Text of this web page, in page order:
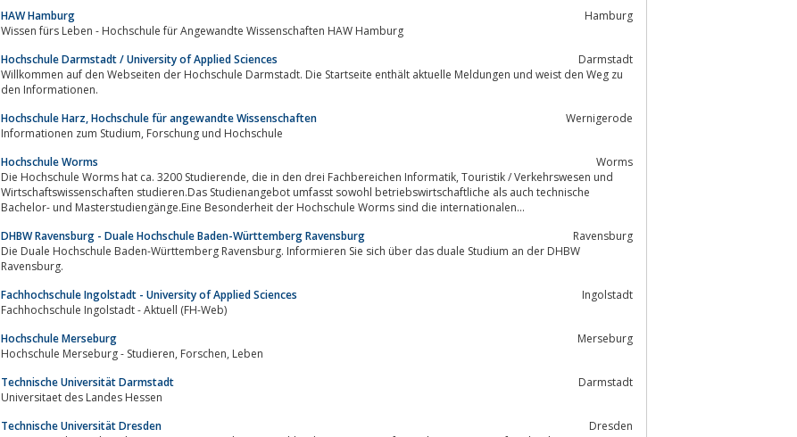
HAW Hamburg
Hamburg
Wissen fürs Leben - Hochschule für Angewandte Wissenschaften HAW Hamburg
Hochschule Darmstadt / University of Applied Sciences
Darmstadt
Willkommen auf den Webseiten der Hochschule Darmstadt. Die Startseite enthält aktuelle Meldungen und weist den Weg zu
den Informationen.
Hochschule Harz, Hochschule für angewandte Wissenschaften
Wernigerode
Informationen zum Studium, Forschung und Hochschule
Hochschule Worms
Worms
Die Hochschule Worms hat ca. 3200 Studierende, die in den drei Fachbereichen Informatik, Touristik / Verkehrswesen und
Wirtschaftswissenschaften studieren.Das Studienangebot umfasst sowohl betriebswirtschaftliche als auch technische
Bachelor- und Masterstudiengänge.Eine Besonderheit der Hochschule Worms sind die internationalen...
DHBW Ravensburg - Duale Hochschule Baden-Württemberg Ravensburg
Ravensburg
Die Duale Hochschule Baden-Württemberg Ravensburg. Informieren Sie sich über das duale Studium an der DHBW
Ravensburg.
Fachhochschule Ingolstadt - University of Applied Sciences
Ingolstadt
Fachhochschule Ingolstadt - Aktuell (FH-Web)
Hochschule Merseburg
Merseburg
Hochschule Merseburg - Studieren, Forschen, Leben
Technische Universität Darmstadt
Darmstadt
Universitaet des Landes Hessen
Technische Universität Dresden
Dresden